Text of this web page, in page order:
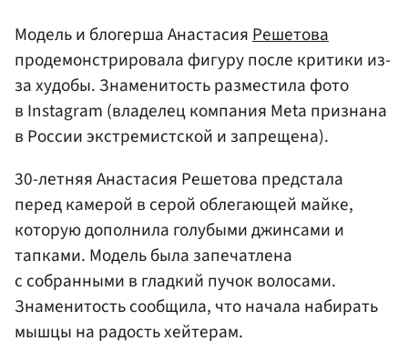
Модель и блогерша АнастасияРешетова
продемонстрировала фигуру после критики из-
за худобы. Знаменитость разместила фото
в Instagram (владелец компания Meta признана
в России экстремистской и запрещена).
30-летняя Анастасия Решетова предстала
перед камерой в серой облегающей майке,
которую дополнила голубыми джинсами и
тапками. Модель была запечатлена
с собранными в гладкий пучок волосами.
Знаменитость сообщила, что начала набирать
мышцы на радость хейтерам.